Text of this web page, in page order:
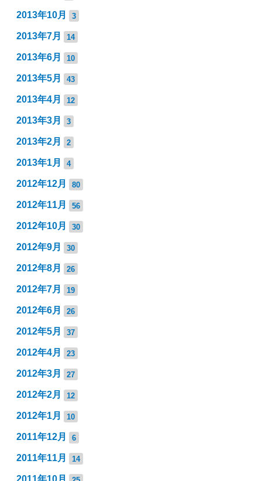
2013年10月 3
2013年7月 14
2013年6月 10
2013年5月 43
2013年4月 12
2013年3月 3
2013年2月 2
2013年1月 4
2012年12月 80
2012年11月 56
2012年10月 30
2012年9月 30
2012年8月 26
2012年7月 19
2012年6月 26
2012年5月 37
2012年4月 23
2012年3月 27
2012年2月 12
2012年1月 10
2011年12月 6
2011年11月 14